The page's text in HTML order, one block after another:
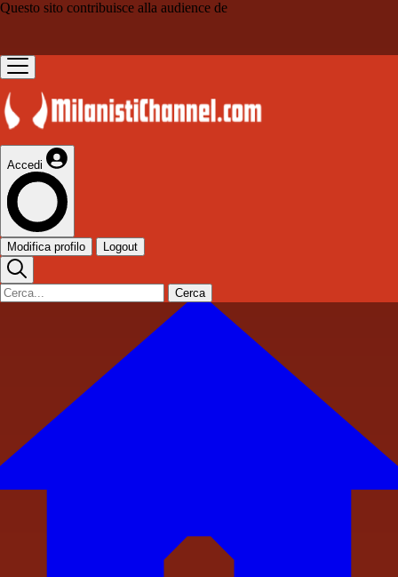
Questo sito contribuisce alla audience de
Accedi
Modifica profilo Logout
Cerca